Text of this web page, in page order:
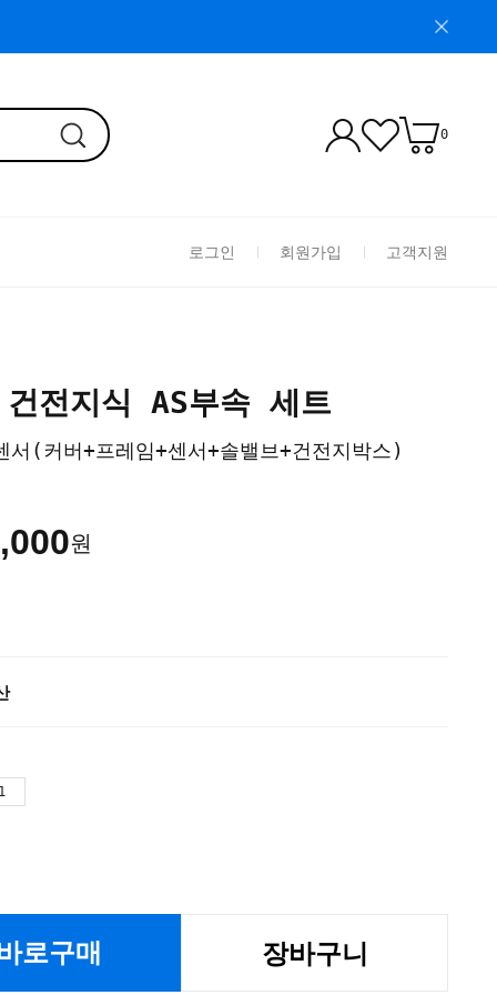
0
로그인 회원가입 고객지원
전지식 AS부속 세트
서(커버+프레임+센서+솔밸브+건전지박스)
원
로구매 장바구니